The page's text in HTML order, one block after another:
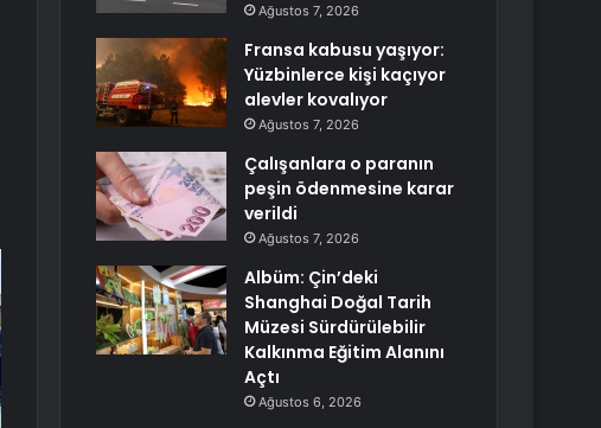
Ağustos 7, 2026
Fransa kabusu yaşıyor:
Yüzbinlerce kişi kaçıyor
alevler kovalıyor
Ağustos 7, 2026
Çalışanlara o paranın
peşin ödenmesine karar
verildi
Ağustos 7, 2026
Albüm: Çin’deki
Shanghai Doğal Tarih
Müzesi Sürdürülebilir
Kalkınma Eğitim Alanını
Açtı
Ağustos 6, 2026